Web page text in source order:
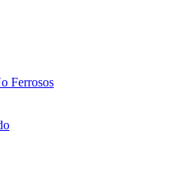
Ferrosos